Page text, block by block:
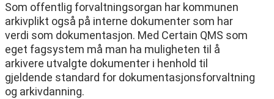
Som offentlig forvaltningsorgan har kommunen
arkivplikt også på interne dokumenter som har
verdi som dokumentasjon. Med Certain QMS som
eget fagsystem må man ha muligheten til å
arkivere utvalgte dokumenter i henhold til
gjeldende standard for dokumentasjonsforvaltning
og arkivdanning.